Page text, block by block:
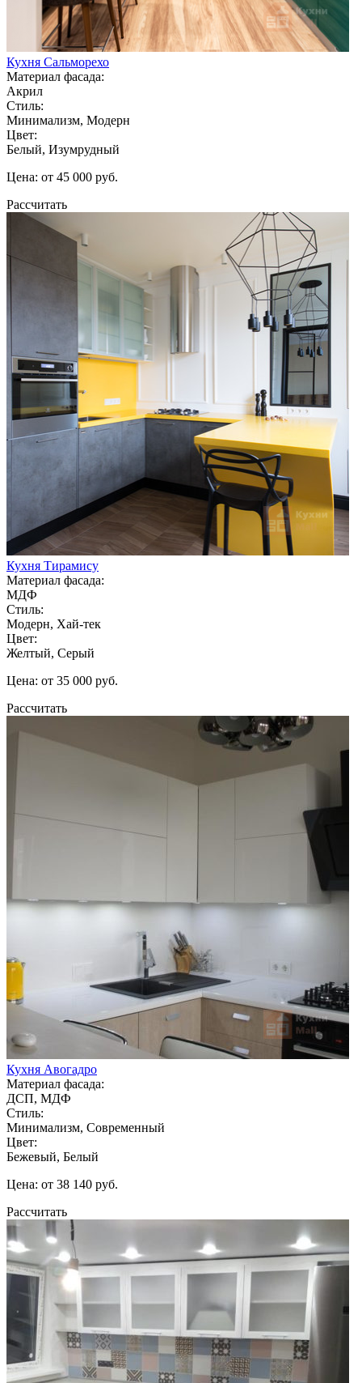
Кухня Сальморехо
Материал фасада:
Акрил
Стиль:
Минимализм, Модерн
Цвет:
Белый, Изумрудный
Цена: от 45 000 руб.
Рассчитать
Кухня Тирамису
Материал фасада:
МДФ
Стиль:
Модерн, Хай-тек
Цвет:
Желтый, Серый
Цена: от 35 000 руб.
Рассчитать
Кухня Авогадро
Материал фасада:
ДСП, МДФ
Стиль:
Минимализм, Современный
Цвет:
Бежевый, Белый
Цена: от 38 140 руб.
Рассчитать